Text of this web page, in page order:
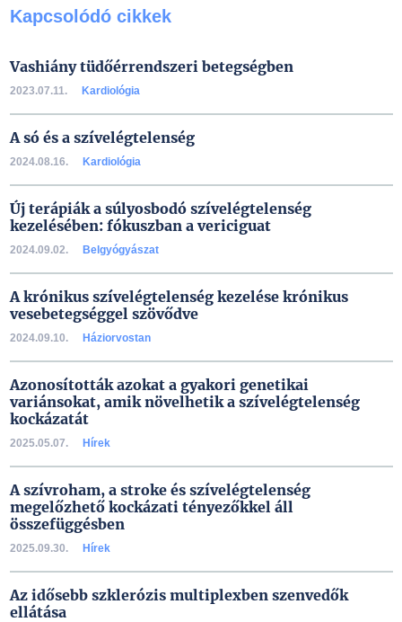
Kapcsolódó cikkek
Vashiány tüdőérrendszeri betegségben
2023.07.11. Kardiológia
A só és a szívelégtelenség
2024.08.16. Kardiológia
Új terápiák a súlyosbodó szívelégtelenség
kezelésében: fókuszban a vericiguat
2024.09.02. Belgyógyászat
A krónikus szívelégtelenség kezelése krónikus
vesebetegséggel szövődve
2024.09.10. Háziorvostan
Azonosították azokat a gyakori genetikai
variánsokat, amik növelhetik a szívelégtelenség
kockázatát
2025.05.07. Hírek
A szívroham, a stroke és szívelégtelenség
megelőzhető kockázati tényezőkkel áll
összefüggésben
2025.09.30. Hírek
Az idősebb szklerózis multiplexben szenvedők
ellátása